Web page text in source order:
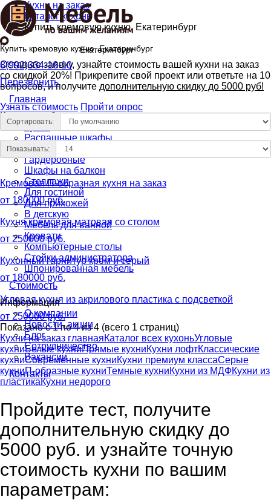
Екатеринбург
8(992)334-16-10
Перезвонить
Главная
Каталог мебели
Кухни
Распашные шкафы
Шкафы-купе
Гардеробные
Шкафы на балкон
Стеллажи
Для гостиной
Для прихожей
В детскую
Мебель для ванной
Кровати
Компьютерные столы
Стойки администратора
Шпонированная мебель
Стоимость
Информация
О компании
Новости, акции
Блог
Сотрудничество
Вакансии
Контакты
Кухни на заказ
Каталог кухонь
Купить кремовую кухню, Екатеринбург
Купить кремовую кухню, Екатеринбург
Оставьте заявку, узнайте стоимость вашей кухни на заказ
со скидкой 20%! Прикрепите свой проект или ответьте на 10
вопросов, и получите дополнительную скидку до 5000 руб!
Узнать стоимость Пройти опрос
Сортировать:
Показывать:
Кремовая П-образная кухня на заказ
от 180000 руб.
Кухня кремовая матовая со столом
от 250000 руб.
Кухонный гарнитур крем и серый
от 180000 руб.
Угловая кухня из акрилового пластика с подсветкой
от 250000 руб.
Показано с 1 по 4 из 4 (всего 1 страниц)
Кухни на заказ главнаяКаталог всех кухоньУгловые
кухниБелые кухниПрямые кухниКухни лофтКлассические
кухниСовременные кухниКухни премиум классаСерые
кухниП-образные кухниТемные кухниКухни из МДФКухни из
пластикаКухни недорого
Пройдите тест, получите
дополнительную скидку до
5000 руб. и узнайте точную
стоимость кухни по вашим
параметрам: